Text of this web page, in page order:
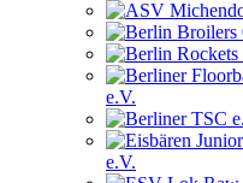
e.V.
e.V.